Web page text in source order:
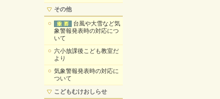
その他
台風や大雪など気
象警報発表時の対応につ
いて
六小放課後こども教室だ
より
気象警報発表時の対応に
ついて
こどもむけおしらせ